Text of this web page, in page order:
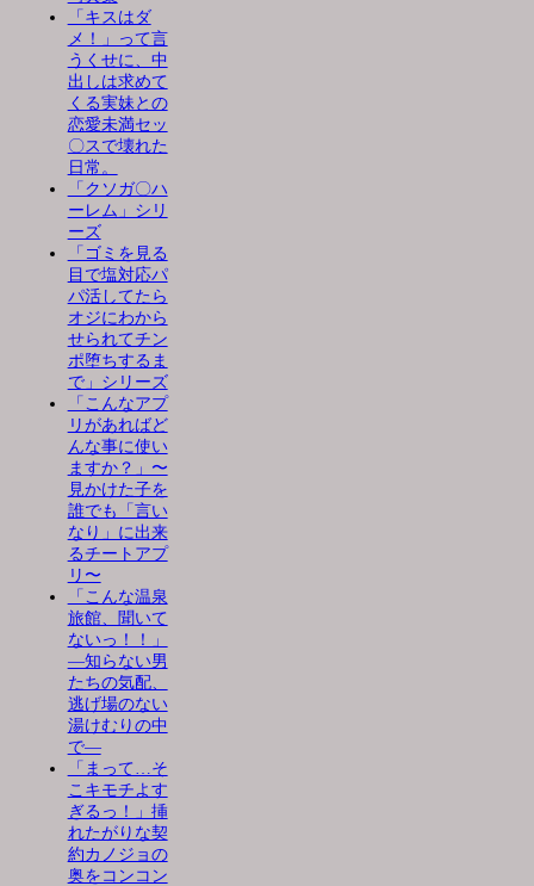
「キスはダ
メ！」って言
うくせに、中
出しは求めて
くる実妹との
恋愛未満セッ
〇スで壊れた
日常。
「クソガ〇ハ
ーレム」シリ
ーズ
「ゴミを見る
目で塩対応パ
パ活してたら
オジにわから
せられてチン
ポ堕ちするま
で」シリーズ
「こんなアプ
リがあればど
んな事に使い
ますか？」〜
見かけた子を
誰でも「言い
なり」に出来
るチートアプ
リ〜
「こんな温泉
旅館、聞いて
ないっ！！」
―知らない男
たちの気配、
逃げ場のない
湯けむりの中
で―
「まって…そ
こキモチよす
ぎるっ！」挿
れたがりな契
約カノジョの
奥をコンコン